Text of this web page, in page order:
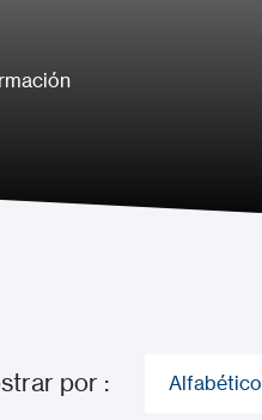
por : Alfabético